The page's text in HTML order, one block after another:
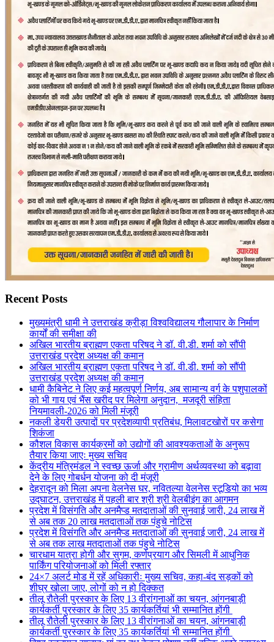
Recent Posts
मुख्यमंत्री धामी ने उत्तराखंड क्रीड़ा विश्वविद्यालय गौलापार के निर्माण
कार्यों की समीक्षा की
अखिल भारतीय ब्राह्मण एकता परिषद ने डॉ. वी.डी. शर्मा को सौंपी
उत्तराखंड प्रदेश अध्यक्ष की कमान
अखिल भारतीय ब्राह्मण एकता परिषद ने डॉ. वी.डी. शर्मा को सौंपी
उत्तराखंड प्रदेश अध्यक्ष की कमान
धामी कैबिनेट ने लिए कई महत्वपूर्ण निर्णय, अब सामान्य वर्ग के पशुपालकों
को भी गाय एवं भैंस खरीद पर मिलेगा अनुदान, मजदूरी संहिता
नियमावली-2026 को मिली मंजूरी
नकली डेयरी उत्पादों पर प्रदेशव्यापी प्रतिबंध, मिलावटखोरों पर कसेगा
शिकंजा
कौशल विकास कार्यक्रमों को उद्योगों की आवश्यकताओं के अनुरूप
तैयार किया जाएः मुख्य सचिव
केंद्रीय मंत्रिमंडल ने स्वच्छ ऊर्जा और ग्रामीण अर्थव्यवस्था को बढ़ावा
देने के लिए गोबर्धन योजना को दी मंजूरी
देहरादून को मिला अपना वेलनेस घर, नवितल्या वेलनेस स्टूडियो का भव्य
उद्घाटन, उत्तराखंड में पहली बार श्री श्री वेलबीइंग का आगमन
प्रदेश में विसंगति और अनमैप्ड मतदाताओं की सुनवाई जारी, 24 लाख में
से अब तक 20 लाख मतदाताओं तक पंहुचे नोटिस
प्रदेश में विसंगति और अनमैप्ड मतदाताओं की सुनवाई जारी, 24 लाख में
से अब तक लाख मतदाताओं तक पंहुचे नोटिस
चारधाम यात्रा होगी और सुगम, कर्णप्रयाग और सिमली में आधुनिक
पार्किंग परियोजनाओं को मिली रफ्तार
24×7 अलर्ट मोड में रहें अधिकारीः मुख्य सचिव, कहा-बंद सड़कों को
शीघ्र खोला जाए, लोगों को न हो दिक्कत
तीलू रौतेली पुरस्कार के लिए 13 वीरांगनाओं का चयन, आंगनबाड़ी
कार्यकर्ती पुरस्कार के लिए 35 कार्यकर्तियां भी सम्मानित होंगी
तीलू रौतेली पुरस्कार के लिए 13 वीरांगनाओं का चयन, आंगनबाड़ी
कार्यकर्ती पुरस्कार के लिए 35 कार्यकर्तियां भी सम्मानित होंगी